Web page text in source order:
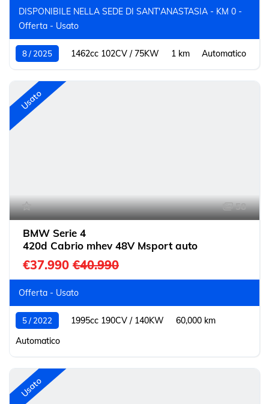
DISPONIBILE NELLA SEDE DI SANT'ANASTASIA - KM 0 -
Offerta - Usato
8 / 2025 1462cc 102CV / 75KW 1 km Automatico
Usato
58
BMW Serie 4
420d Cabrio mhev 48V Msport auto
€37.990 €40.990
Offerta - Usato
5 / 2022 1995cc 190CV / 140KW
60,000 km
Automatico
Usato